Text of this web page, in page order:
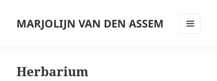
MARJOLIJN VAN DEN ASSEM
Herbarium